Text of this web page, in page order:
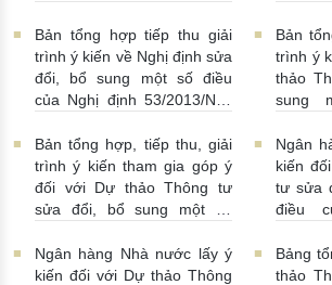
dụng phi ngân hàng và chi
nhánh ngân hàng nước
ngoài 13/06/2025 | 13:17:00
|
Bản tổng hợp tiếp thu giải
trình ý kiến về Nghị định sửa
đổi, bổ sung một số điều
của Nghị định 53/2013/NĐ-
Bản
trình ý
thảo
sung
NHNN
Thống
việc
khoản
chức
Bản tổng hợp, tiếp thu, giải
trình ý kiến tham gia góp ý
đối với Dự thảo Thông tư
sửa đổi, bổ sung một số
hồ sơ, thủ tục cấp Giấy
phép lần đầu của NHTM,
Ngân
kiến
tư sửa
điều
06/06/
Ngân hàng Nhà nước lấy ý
kiến đối với Dự thảo Thông
Bảng
thảo